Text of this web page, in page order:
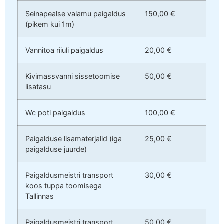
Seinapealse valamu paigaldus
(pikem kui 1m)
150,00 €
Vannitoa riiuli paigaldus 20,00 €
Kivimassvanni sissetoomise
lisatasu
50,00 €
Wc poti paigaldus 100,00 €
Paigalduse lisamaterjalid (iga
paigalduse juurde)
25,00 €
Paigaldusmeistri transport
koos tuppa toomisega
Tallinnas
30,00 €